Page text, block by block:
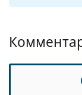
Изучите
брендов.
Другое
Категория:
Бренд: